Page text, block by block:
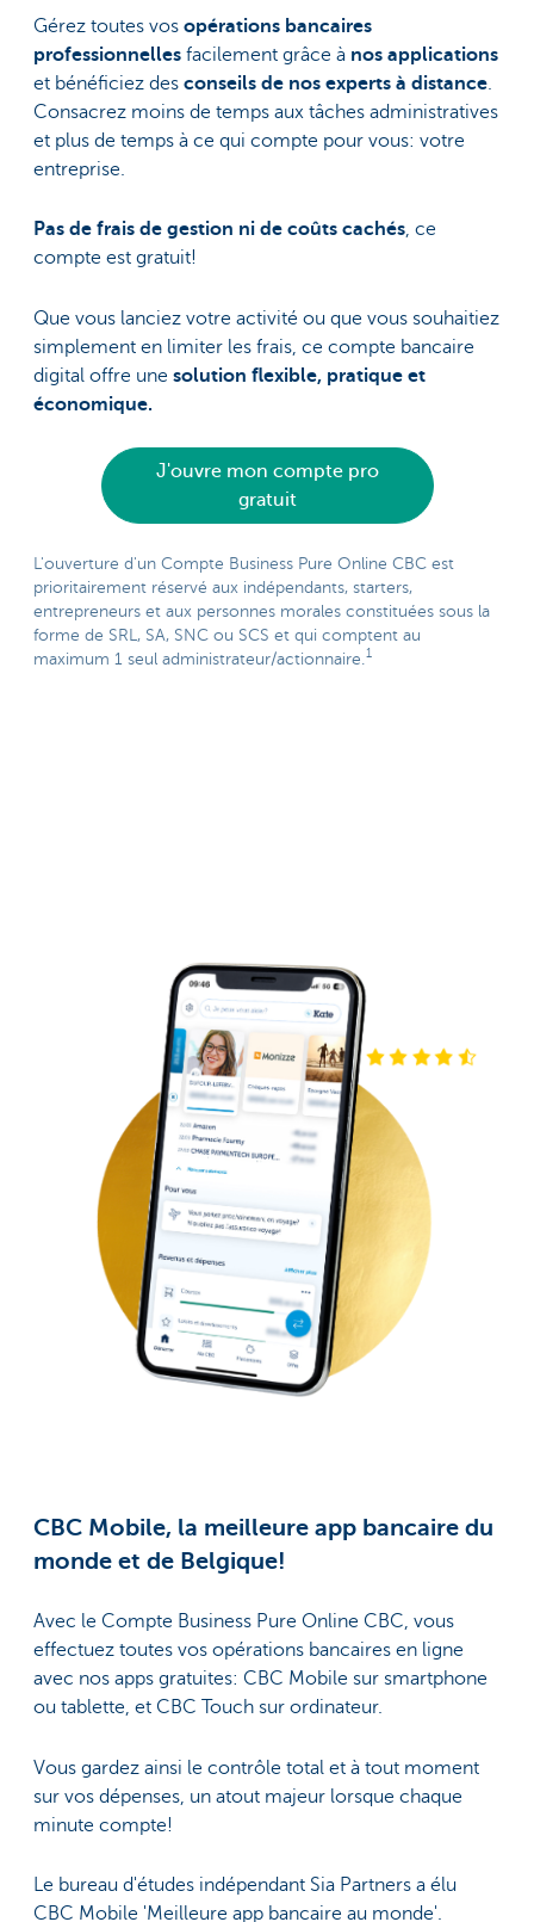
Gérez toutes vos opérations bancaires
professionnelles facilement grâce à nos applications
et bénéficiez des conseils de nos experts à distance.
Consacrez moins de temps aux tâches administratives
et plus de temps à ce qui compte pour vous: votre
entreprise.
Pas de frais de gestion ni de coûts cachés, ce
compte est gratuit!
Que vous lanciez votre activité ou que vous souhaitiez
simplement en limiter les frais, ce compte bancaire
digital offre une solution flexible, pratique et
économique.
J'ouvre mon compte pro
gratuit
L'ouverture d'un Compte Business Pure Online CBC est
prioritairement réservé aux indépendants, starters,
entrepreneurs et aux personnes morales constituées sous la
forme de SRL, SA, SNC ou SCS et qui comptent au
maximum 1 seul administrateur/actionnaire. 1
CBC Mobile, la meilleure app bancaire du
monde et de Belgique!
Avec le Compte Business Pure Online CBC, vous
effectuez toutes vos opérations bancaires en ligne
avec nos apps gratuites: CBC Mobile sur smartphone
ou tablette, et CBC Touch sur ordinateur.
Vous gardez ainsi le contrôle total et à tout moment
sur vos dépenses, un atout majeur lorsque chaque
minute compte!
Le bureau d'études indépendant Sia Partners a élu
CBC Mobile 'Meilleure app bancaire au monde'.